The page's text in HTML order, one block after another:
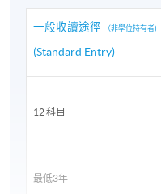
香港大學專業進修學
畢業生分享 (https://
一般收讀途徑 （非學位持有者)
(Standard Entry)
12 科目
最低3年